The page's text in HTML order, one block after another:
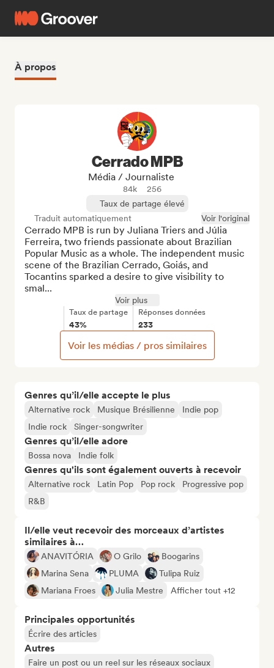
À propos
Genres qu’il/elle accepte le plus
Alternative rock Musique Brésilienne
Indie pop
Indie rock
Singer-songwriter
Genres qu’il/elle adore
Bossa nova Indie folk
Genres qu'ils sont également ouverts à recevoir
Alternative rock Latin Pop Pop rock
Progressive pop
R&B
Il/elle veut recevoir des morceaux d’artistes
similaires à…
ANAVITÓRIA O Grilo
Boogarins
Marina Sena
PLUMA
Tulipa Ruiz
Mariana Froes
Julia Mestre Afficher tout +12
Principales opportunités
Écrire des articles
Autres
Faire un post ou un reel sur les réseaux sociaux
Cerrado MPB
Média / Journaliste
84k
256
Taux de partage élevé
Traduit automatiquement
Voir l'original
Cerrado MPB is run by Juliana Triers and Júlia
Ferreira, two friends passionate about Brazilian
Popular Music as a whole. The independent music
scene of the Brazilian Cerrado, Goiás, and
Tocantins sparked a desire to give visibility to
smal...
Voir plus
Taux de partage
43%
Réponses données
233
Voir les médias / pros similaires